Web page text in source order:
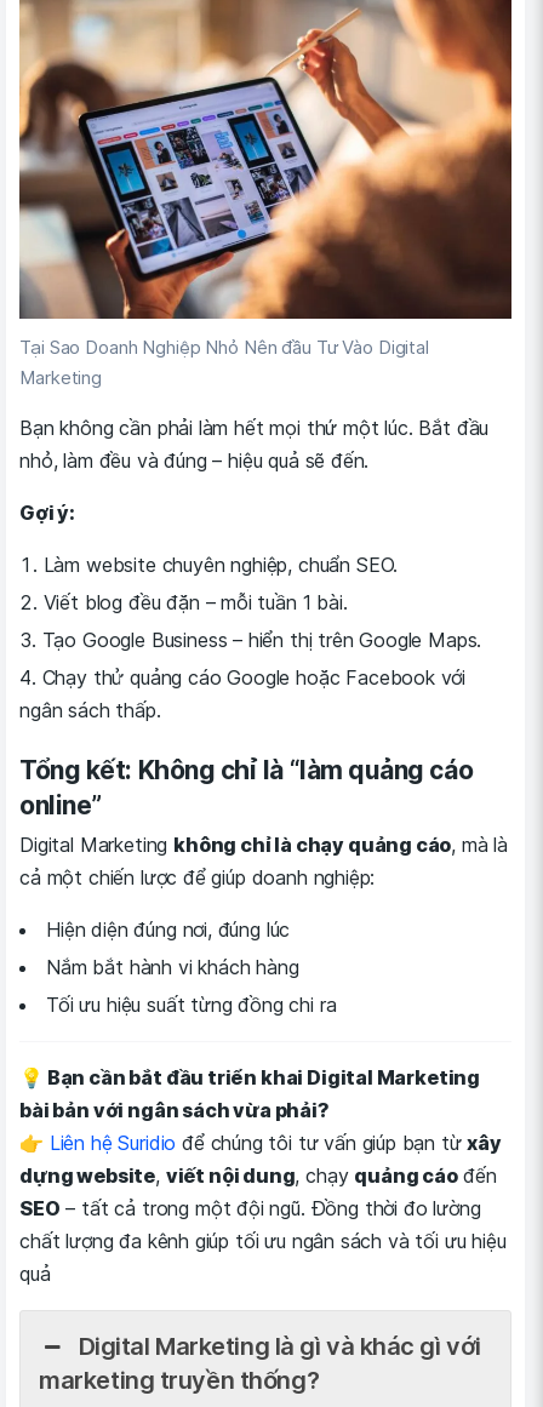
Tại Sao Doanh Nghiệp Nhỏ Nên đầu Tư Vào Digital
Marketing
Bạn không cần phải làm hết mọi thứ một lúc. Bắt đầu
nhỏ, làm đều và đúng – hiệu quả sẽ đến.
Gợi ý:
Làm website chuyên nghiệp, chuẩn SEO.
Viết blog đều đặn – mỗi tuần 1 bài.
Tạo Google Business – hiển thị trên Google Maps.
Chạy thử quảng cáo Google hoặc Facebook với
ngân sách thấp.
Tổng kết: Không chỉ là “làm quảng cáo
online”
Digital Marketing không chỉ là chạy quảng cáo, mà là
cả một chiến lược để giúp doanh nghiệp:
Hiện diện đúng nơi, đúng lúc
Nắm bắt hành vi khách hàng
Tối ưu hiệu suất từng đồng chi ra
💡 Bạn cần bắt đầu triển khai Digital Marketing
bài bản với ngân sách vừa phải?
👉 Liên hệ Suridio để chúng tôi tư vấn giúp bạn từxây
dựng website, viết nội dung, chạy quảng cáođến
SEO – tất cả trong một đội ngũ. Đồng thời đo lường
chất lượng đa kênh giúp tối ưu ngân sách và tối ưu hiệu
quả
Digital Marketing là gì và khác gì với
marketing truyền thống?